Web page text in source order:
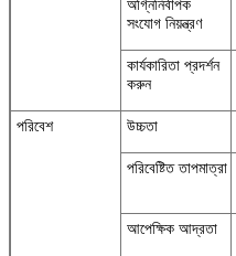
অগ্নিনির্বাপক
সংযোগ নিয়ন্ত্রণ
কার্যকারিতা প্রদর্শন
করুন
পরিবেশ উচ্চতা
পরিবেষ্টিত তাপমাত্রা
আপেক্ষিক আদ্রতা